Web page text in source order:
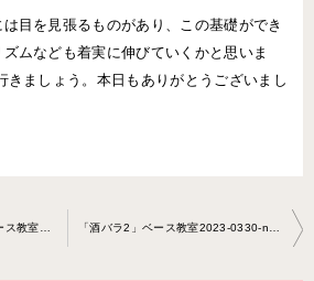
目を見張るものがあり、この基礎ができ
ムなども着実に伸びていくかと思いま
きましょう。本日もありがとうございまし
「Major Scale Triplets」ベース教室2023-0319-no0014-0033 「酒バラ2」ベース教室2023-0330-no0014-0024